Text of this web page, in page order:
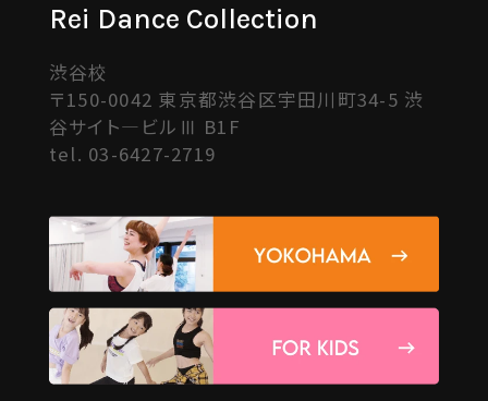
Rei Dance Collection
渋谷校
〒150-0042 東京都渋谷区宇田川町34-5 渋
谷サイト―ビルⅢ B1F
tel. 03-6427-2719